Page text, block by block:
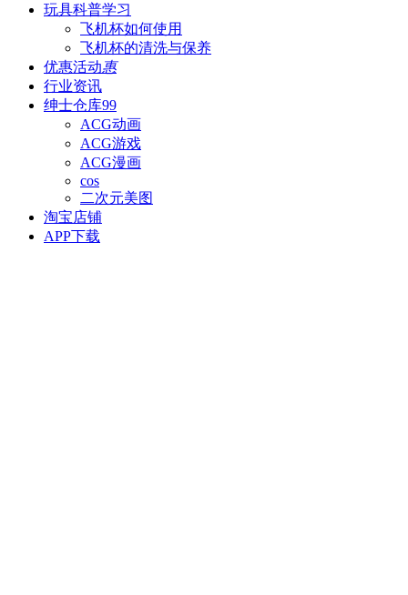
玩具科普学习
飞机杯如何使用
飞机杯的清洗与保养
优惠活动惠
行业资讯
绅士仓库99
ACG动画
ACG游戏
ACG漫画
cos
二次元美图
淘宝店铺
APP下载